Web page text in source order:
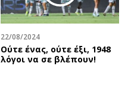
22/08/2024
Ούτε ένας, ούτε έξι, 1948
λόγοι να σε βλέπουν!